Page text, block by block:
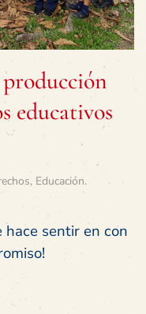
educativos
, Educación.
hace sentir en con